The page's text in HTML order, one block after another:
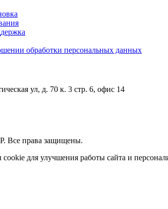
обработки персональных данных
ул, д. 70 к. 3 стр. 6, офис 14
Все права защищены.
для улучшения работы сайта и